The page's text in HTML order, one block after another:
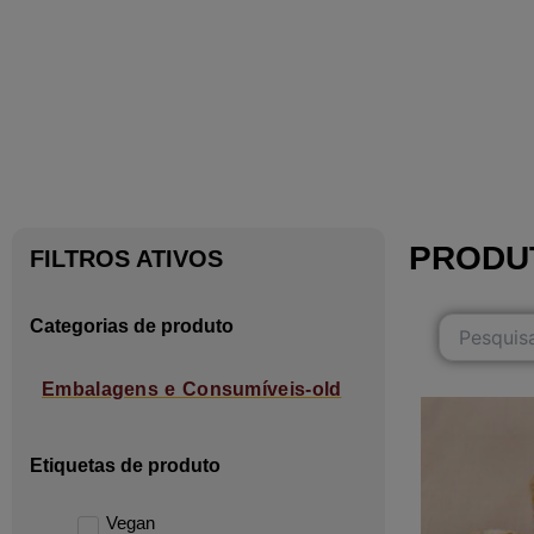
FILTROS ATIVOS
Categorias de produto
Embalagens e Consumíveis-old
Etiquetas de produto
Vegan